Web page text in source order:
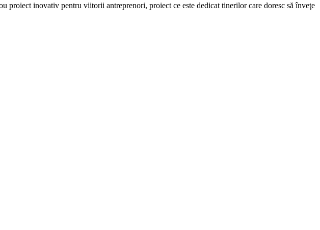
proiect inovativ pentru viitorii antreprenori, proiect ce este dedicat tinerilor care doresc să înveţe